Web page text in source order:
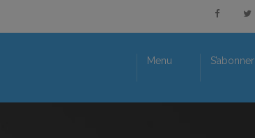
Menu S’abonner